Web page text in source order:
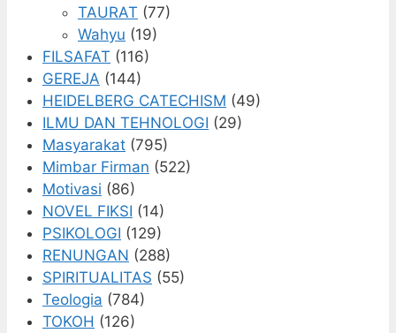
TAURAT (77)
Wahyu (19)
FILSAFAT (116)
GEREJA (144)
HEIDELBERG CATECHISM (49)
ILMU DAN TEHNOLOGI (29)
Masyarakat (795)
Mimbar Firman (522)
Motivasi (86)
NOVEL FIKSI (14)
PSIKOLOGI (129)
RENUNGAN (288)
SPIRITUALITAS (55)
Teologia (784)
TOKOH (126)